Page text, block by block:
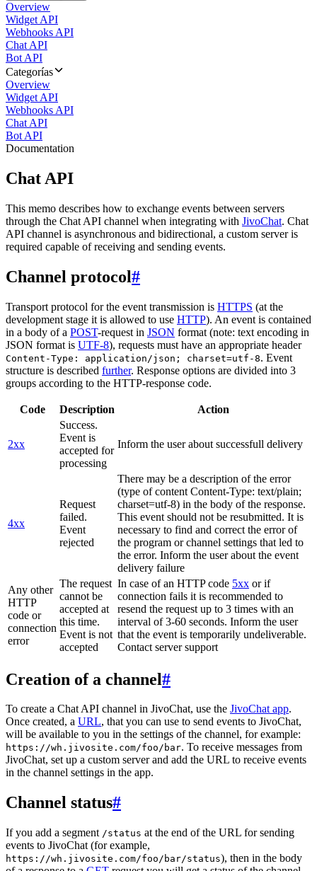
Overview
Widget API
Webhooks API
Chat API
Bot API
Categorías
Overview
Widget API
Webhooks API
Chat API
Bot API
Documentation
Chat API
This memo describes how to exchange events between servers
through the Chat API channel when integrating with JivoChat. Chat
API channel is asynchronous and bidirectional, a custom server is
required capable of receiving and sending events.
Channel protocol#
Transport protocol for the event transmission is HTTPS (at the
development stage it is allowed to use HTTP). An event is contained
in a body of a POST-request in JSON format (note: text encoding in
JSON format is UTF-8), requests must have an appropriate header
Content-Type: application/json; charset=utf-8. Event
structure is described further. Response options are divided into 3
groups according to the HTTP-response code.
Code Description Action
2xx
Success.
Event is
accepted for
processing
Inform the user about successfull delivery
4xx
Request
failed.
Event
rejected
There may be a description of the error
(type of content Content-Type: text/plain;
charset=utf-8) in the body of the response.
This event should not be resubmitted. It is
necessary to find and correct the error of
the program or channel settings that led to
the error. Inform the user about the event
delivery failure
Any other
HTTP
code or
connection
error
The request
cannot be
accepted at
this time.
Event is not
accepted
In case of an HTTP code 5xx or if
connection fails it is recommended to
resend the request up to 3 times with an
interval of 3-60 seconds. Inform the user
that the event is temporarily undeliverable.
Contact server support
Creation of a channel#
To create a Chat API channel in JivoChat, use the JivoChat app.
Once created, a URL, that you can use to send events to JivoChat,
will be available to you in the settings of the channel, for example:
https://wh.jivosite.com/foo/bar. To receive messages from
JivoChat, set up a custom server and add the URL to receive events
in the channel settings in the app.
Channel status#
If you add a segment /status at the end of the URL for sending
events to JivoChat (for example,
https://wh.jivosite.com/foo/bar/status), then in the body